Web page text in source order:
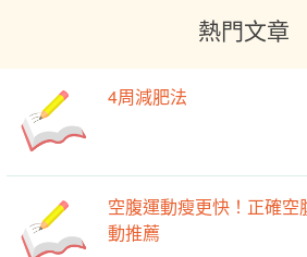
熱門文章
4周減肥法
空腹運動瘦更快！正確
動推薦